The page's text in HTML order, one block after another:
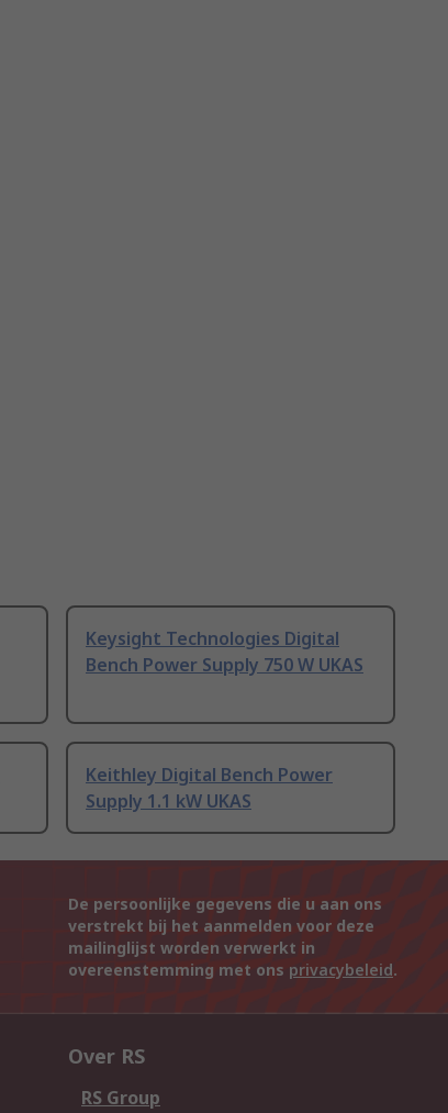
Keysight Technologies Digital
Bench Power Supply 750 W UKAS
Keithley Digital Bench Power
Supply 1.1 kW UKAS
De persoonlijke gegevens die u aan ons
verstrekt bij het aanmelden voor deze
mailinglijst worden verwerkt in
overeenstemming met ons privacybeleid.
Over RS
RS Group